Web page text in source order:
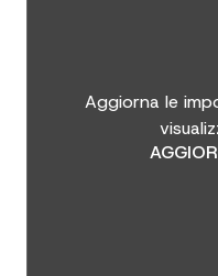
Aggiorna le